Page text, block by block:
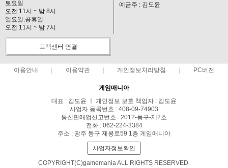
토요일
오전 11시 ~ 밤 8시
일요일,공휴일
오전 11시 ~ 밤 7시
예금주 : 김도윤
고객센터 연결
이용안내 이용약관 개인정보처리방침 PC버전
게임매니아
대표 : 김도윤 ㅣ 개인정보 보호 책임자 : 김도윤
사업자 등록번호 : 408-09-74903
통신판매업신고번호 : 2012-동구-제2호
전화 : 062-224-3384
주소 : 광주 동구 제봉로59 1층 게임매니아
사업자정보확인
COPYRIGHT(C)gamemania ALL RIGHTS RESERVED.